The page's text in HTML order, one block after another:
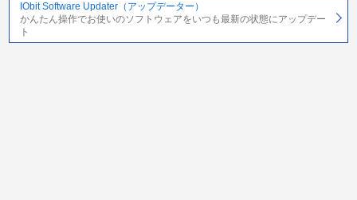
IObit Software Updater（アップデーター）
かんたん操作でお使いのソフトウェアをいつも最新の状態にアップデー
ト